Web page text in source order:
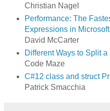
Christian Nagel
Performance: The
Expressions in
David McCarter
Different Ways to Split
Code Maze
C#12 class and struct
Patrick Smacchia